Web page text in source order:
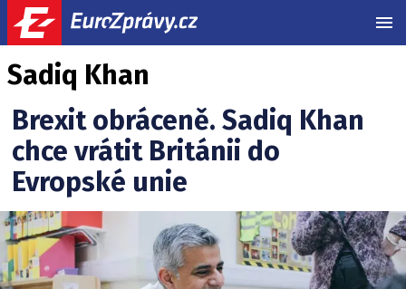
Sadiq Khan
Brexit obráceně. Sadiq Khan
chce vrátit Británii do
Evropské unie